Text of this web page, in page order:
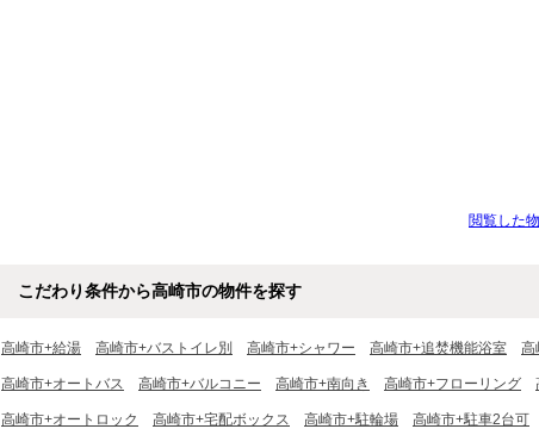
閲覧した
こだわり条件から高崎市の物件を探す
高崎市+給湯 高崎市+バストイレ別 高崎市+シャワー 高崎市+追焚機能浴室 高
高崎市+オートバス 高崎市+バルコニー 高崎市+南向き 高崎市+フローリング
高崎市+オートロック 高崎市+宅配ボックス 高崎市+駐輪場 高崎市+駐車2台可